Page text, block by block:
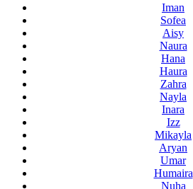
Iman
Sofea
Aisy
Naura
Hana
Haura
Zahra
Nayla
Inara
Izz
Mikayla
Aryan
Umar
Humaira
Nuha